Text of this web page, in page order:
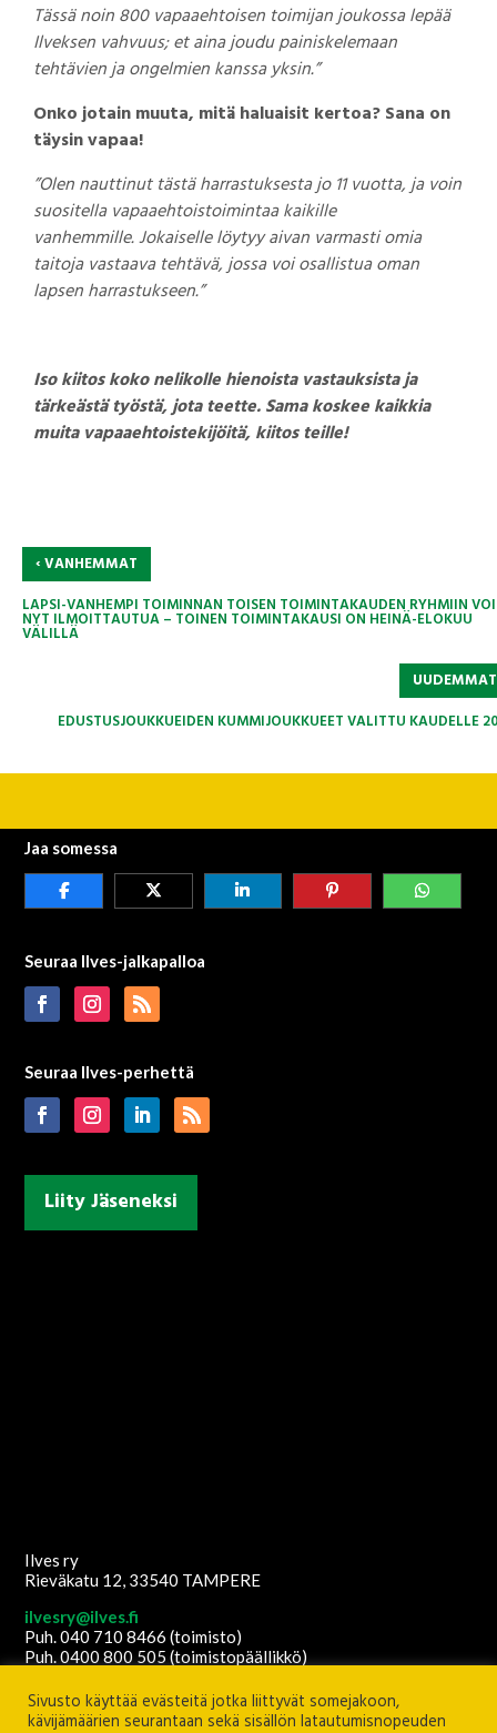
Tässä noin 800 vapaaehtoisen toimijan joukossa lepää
Ilveksen vahvuus; et aina joudu painiskelemaan
tehtävien ja ongelmien kanssa yksin.”
Onko jotain muuta, mitä haluaisit kertoa? Sana on
täysin vapaa!
”Olen nauttinut tästä harrastuksesta jo 11 vuotta, ja voin
suositella vapaaehtoistoimintaa kaikille
vanhemmille. Jokaiselle löytyy aivan varmasti omia
taitoja vastaava tehtävä, jossa voi osallistua oman
lapsen harrastukseen.”
Iso kiitos koko nelikolle hienoista vastauksista ja
tärkeästä työstä, jota teette. Sama koskee kaikkia
muita vapaaehtoistekijöitä, kiitos teille!
‹VANHEMMAT
LAPSI-VANHEMPI TOIMINNAN TOISEN TOIMINTAKAUDEN RYHMIIN VOI
NYT ILMOITTAUTUA – TOINEN TOIMINTAKAUSI ON HEINÄ-ELOKUU
VÄLILLÄ
EDUSTUSJOUKKUEIDEN KUMMIJOUKKUEET VALITTU KAUDELLE
Jaa somessa
Seuraa Ilves-jalkapalloa
Seuraa Ilves-perhettä
Liity Jäseneksi
Ilves ry
Rieväkatu 12, 33540 TAMPERE
ilvesry@ilves.fi
Puh. 040 710 8466 (toimisto)
Puh. 0400 800 505 (toimistopäällikkö)
Sisältöanti: Ilves ry
Ulkoasu ja etusivun grafiikat:Juha Kurkikangas
Sivusto käyttää evästeitä jotka liittyvät somejakoon,
kävijämäärien seurantaan sekä sisällön latautumisnopeuden